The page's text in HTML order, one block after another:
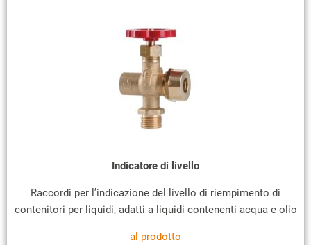
Indicatore di livello
Raccordi per l’indicazione del livello di riempimento di
contenitori per liquidi, adatti a liquidi contenenti acqua e olio
al prodotto